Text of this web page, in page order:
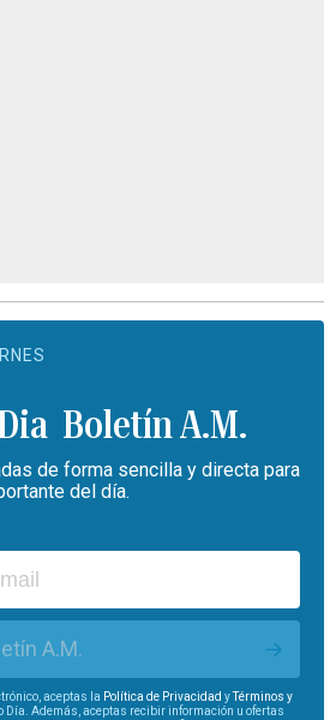
Boletín A.M.
de forma sencilla y directa para
del día.
A.M.
aceptas la Política de Privacidad y
Términos y
Día. Además, aceptas recibir información u ofertas